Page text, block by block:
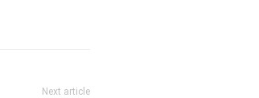
Next article